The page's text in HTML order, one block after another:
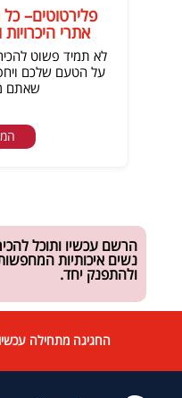
פלירטוטים–
אתרי
לא תמיד פשוט
על הטעם שלכם
שאתם
הרשם עכשיו ותוכל
נשים איכותיות
ולהתפנק יחד.
החגיגה מתחילה עכשיו